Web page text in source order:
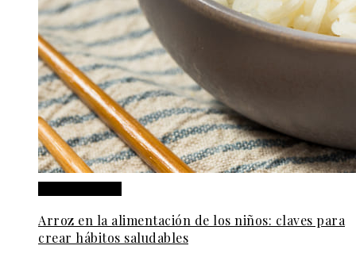
Arroz en la alimentación de los niños: claves para
crear hábitos saludables